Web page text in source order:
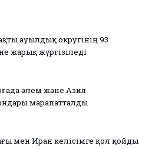
ауылдық округінің 93
жарық жүргізіледі
әлем және Азия
марапатталды
мен Иран келісімге қол қойды